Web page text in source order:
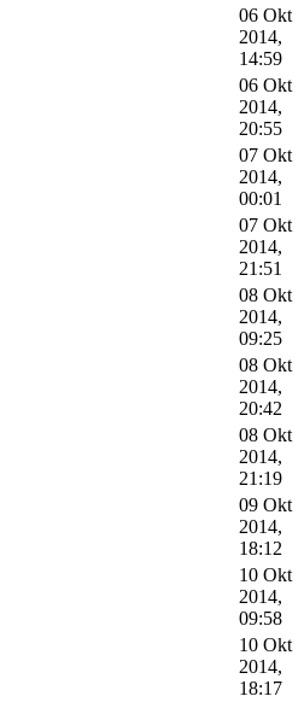
06 Okt
2014,
14:59
06 Okt
2014,
20:55
07 Okt
2014,
00:01
07 Okt
2014,
21:51
08 Okt
2014,
09:25
08 Okt
2014,
20:42
08 Okt
2014,
21:19
09 Okt
2014,
18:12
10 Okt
2014,
09:58
10 Okt
2014,
18:17